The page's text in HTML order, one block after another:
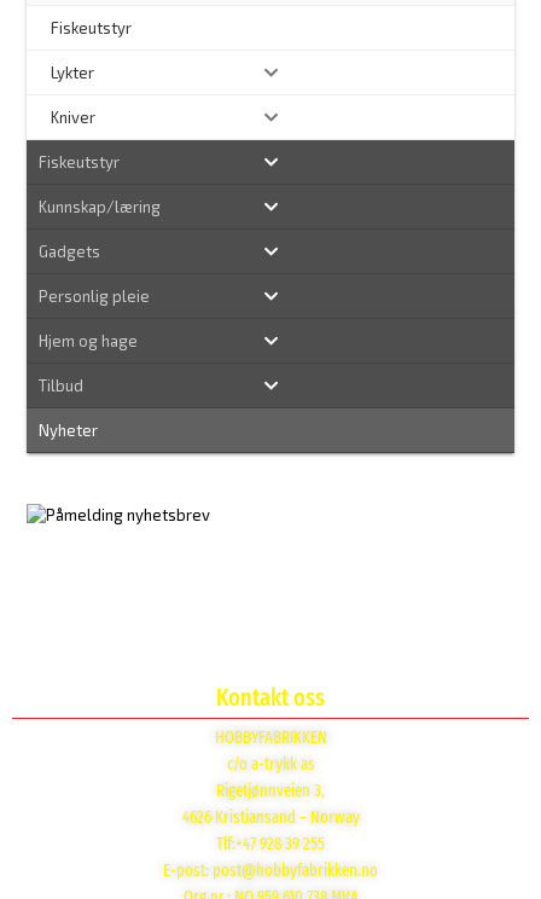
Fiskeutstyr
Lykter
Kniver
Fiskeutstyr
Kunnskap/læring
Gadgets
Personlig pleie
Hjem og hage
Tilbud
Nyheter
Kontakt oss
HOBBYFABRIKKEN
c/o a-trykk as
Rigetjønnveien 3,
4626 Kristiansand – Norway
Tlf:+47 928 39 255
E-post: post@hobbyfabrikken.no